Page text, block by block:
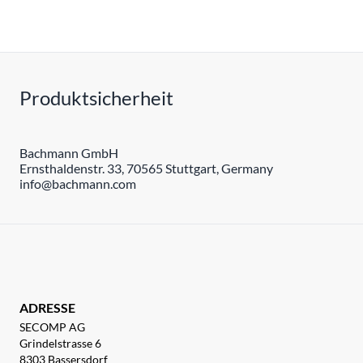
Produktsicherheit
Bachmann GmbH
Ernsthaldenstr. 33, 70565 Stuttgart, Germany
info@bachmann.com
ADRESSE
SECOMP AG
Grindelstrasse 6
8303 Bassersdorf